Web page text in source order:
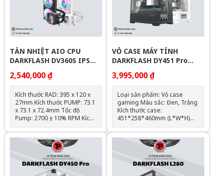
TẢN NHIỆT AIO CPU
DARKFLASH DV360S IPS
2,540,000 ₫
Kích thước RAD: 395 x 120 x
27mm Kích thước PUMP: 73.1
x 73.1 x 72.4mm Tốc độ
Pump: 2700 ± 10% RPM Kích
thước Fan: 120*120*25mm
Tốc độ Fan: 800~1800 ± 10%
Rated voltage: 12VDC Pump
Rated current: 0.6A Fan Rated
current: 0.65A Air volume:
64.05CFM ± 10% Noise:
VỎ CASE MÁY TÍNH
DARKFLASH DY451 Pro
3,995,000 ₫
Loại sản phẩm: Vỏ case
gaming Màu sắc: Đen, Trắng
Kích thước case:
451*258*460mm (L*W*H)
Chất liệu: Kim loại/kính cường
lực Hỗ trợ mainboard: ATX,
M-ATX, ITX Hỗ trợ: 5 x SSD;5 x
HDD; no ODD; ATX PSU
Support max VGA: 420mm
Support max CPU Cooler: